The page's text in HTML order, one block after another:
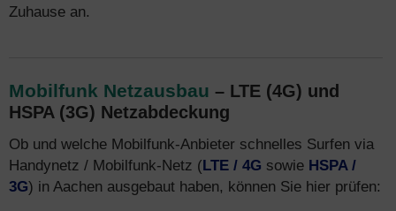
Zuhause an.
Mobilfunk Netzausbau – LTE (4G) und
HSPA (3G) Netzabdeckung
Ob und welche Mobilfunk-Anbieter schnelles Surfen via
Handynetz / Mobilfunk-Netz (LTE / 4G sowie HSPA /
3G) in Aachen ausgebaut haben, können Sie hier prüfen: